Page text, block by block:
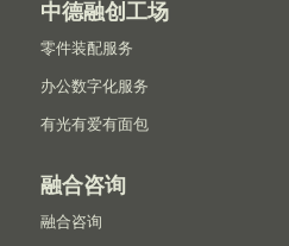
中德融创工场
零件装配服务
办公数字化服务
有光有爱有面包
融合咨询
融合咨询